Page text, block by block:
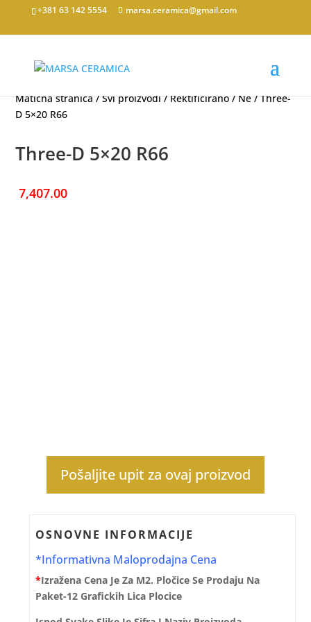
+381 63 142 5554 marsa.ceramica@gmail.com
Matična stranica/Svi proizvodi/Rektificirano/Ne/ Three-
D 5×20 R66
Three-D 5×20 R66
7,407.00
Pošaljite upit za ovaj proizvod
OSNOVNE INFORMACIJE
*Informativna Maloprodajna Cena
*Izražena Cena Je Za M2. Pločice Se Prodaju Na
Paket-12 Grafickih Lica Plocice